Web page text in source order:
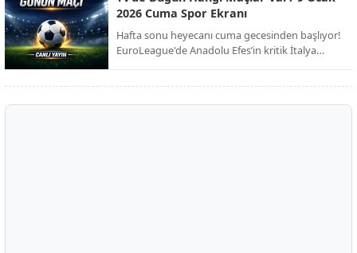
Milyonların beklediği dev derbi, şifresiz kanal
müjdesiyle futbolseverleri ekran başına kilitliyor.
2026 Cuma Spor Ekranı
Hafta sonu heyecanı cuma gecesinden başlıyor!
EuroLeague'de Anadolu Efes’in kritik İtalya